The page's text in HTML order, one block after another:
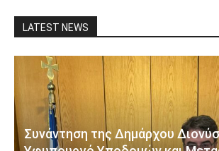
LATEST NEWS
Συνάντηση της Δημάρχου